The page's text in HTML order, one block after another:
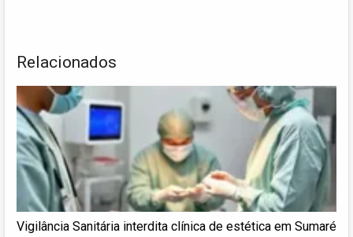
Relacionados
Vigilância Sanitária interdita clínica de estética em Sumaré